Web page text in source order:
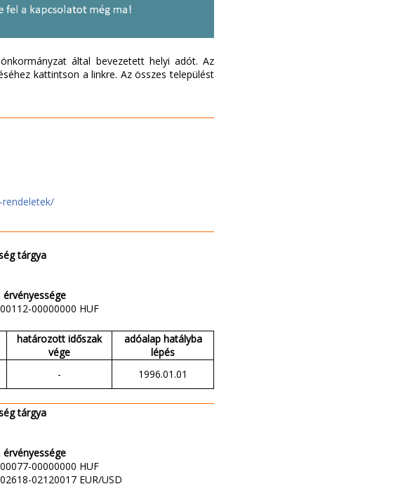
által bevezetett helyi adót. Az
kattintson a linkre. Az összes települést
tárgya
00000000 HUF
határozott időszak
vége
adóalap hatályba
lépés
- 1996.01.01
tárgya
00000000 HUF
02120017 EUR/USD